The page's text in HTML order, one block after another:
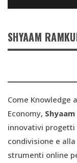
SHYAAM
Come Knowledge
Economy,
innovativi progetti
condivisione e
strumenti online